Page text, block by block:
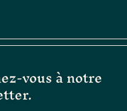
vous à notre